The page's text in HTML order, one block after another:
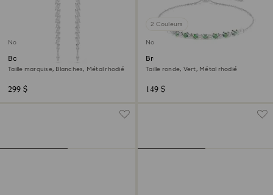
Nouveau
Boucles d'oreilles Mesmera
Taille marquise, Blanches, Métal rhodié
299 $
2 Couleurs
Nouveau
Bracelet Matrix
Taille ronde, Vert, Métal rhodié
149 $